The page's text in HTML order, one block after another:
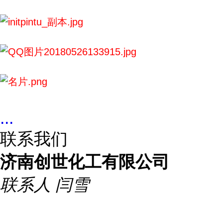
...
联系我们
济南创世化工有限公司
联系人 闫雪